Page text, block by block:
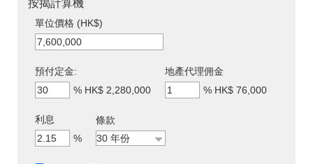
按揭計算機
單位價格 (HK$)
預付定金:
% HK$ 2,280,000
地產代理佣金
% HK$ 76,000
利息
%
條款